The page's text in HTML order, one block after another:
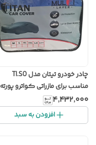
چادر خودرو تیتان مدل TI.SO
مناسب برای مازراتی کواترو پورته
۴٬۴۳۲٬۰۰۰
افزودن به سبد